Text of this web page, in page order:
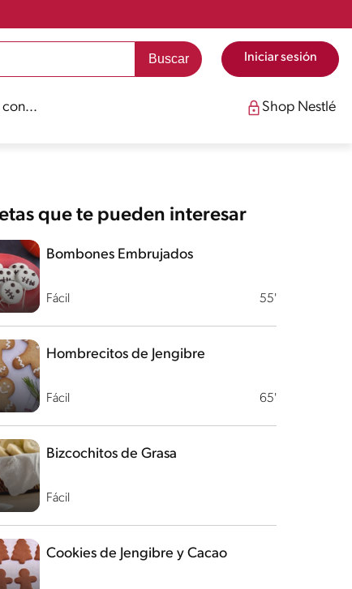
Iniciar sesión
Shop Nestlé
que te pueden interesar
Fácil 55'
Bombones Embrujados
Fácil 65'
Hombrecitos de Jengibre
Fácil
Bizcochitos de Grasa
Cookies de Jengibre y Cacao